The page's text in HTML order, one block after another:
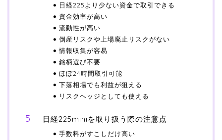
日経225より少ない資金で取引できる
資金効率が高い
流動性が高い
倒産リスクや上場廃止リスクがない
情報収集が容易
銘柄選び不要
ほぼ24時間取引可能
下落相場でも利益が狙える
リスクヘッジとしても使える
日経225miniを取り扱う際の注意点
手数料がすこしだけ高い